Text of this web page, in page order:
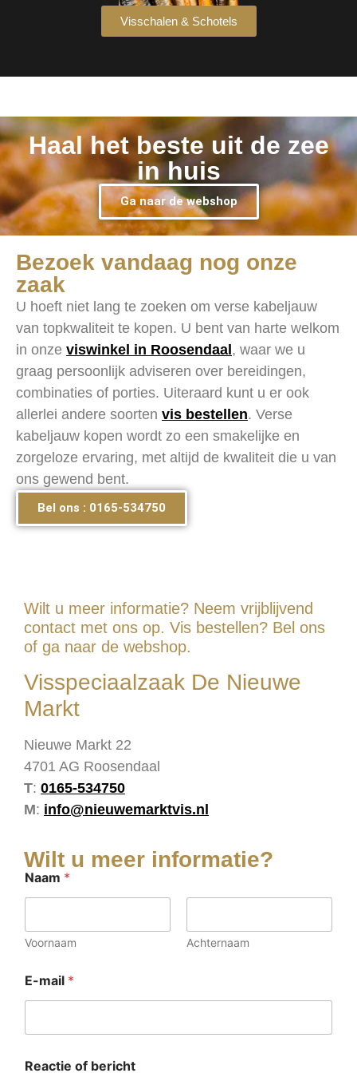
Visschalen & Schotels
Haal het beste uit de zee
in huis
Ga naar de webshop
Bezoek vandaag nog onze
zaak
U hoeft niet lang te zoeken om verse kabeljauw
van topkwaliteit te kopen. U bent van harte welkom
in onze viswinkel in Roosendaal, waar we u
graag persoonlijk adviseren over bereidingen,
combinaties of porties. Uiteraard kunt u er ook
allerlei andere soorten vis bestellen. Verse
kabeljauw kopen wordt zo een smakelijke en
zorgeloze ervaring, met altijd de kwaliteit die u van
ons gewend bent.
Bel ons : 0165-534750
Wilt u meer informatie?
Naam *
Voornaam Achternaam
E-mail *
fReactie of bericht
Wilt u meer informatie? Neem vrijblijvend
contact met ons op. Vis bestellen? Bel ons
of ga naar de webshop.
Visspeciaalzaak De Nieuwe
Markt
Nieuwe Markt 22
4701 AG Roosendaal
T: 0165-534750
M: info@nieuwemarktvis.nl